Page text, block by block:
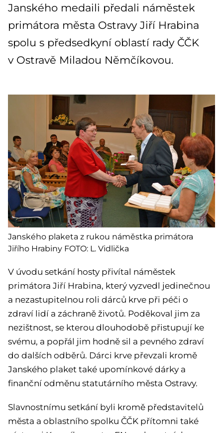
Janského medaili předali náměstek
primátora města Ostravy Jiří Hrabina
spolu s předsedkyní oblastí rady ČČK
v Ostravě Miladou Němčíkovou.
Janského plaketa z rukou náměstka primátora
Jiřího Hrabiny FOTO: L. Vidlička
V úvodu setkání hosty přivítal náměstek
primátora Jiří Hrabina, který vyzvedl jedinečnou
a nezastupitelnou roli dárců krve při péči o
zdraví lidí a záchraně životů. Poděkoval jim za
nezištnost, se kterou dlouhodobě přistupují ke
svému, a popřál jim hodně sil a pevného zdraví
do dalších odběrů. Dárci krve převzali kromě
Janského plaket také upomínkové dárky a
finanční odměnu statutárního města Ostravy.
Slavnostnímu setkání byli kromě představitelů
města a oblastního spolku ČČK přítomni také